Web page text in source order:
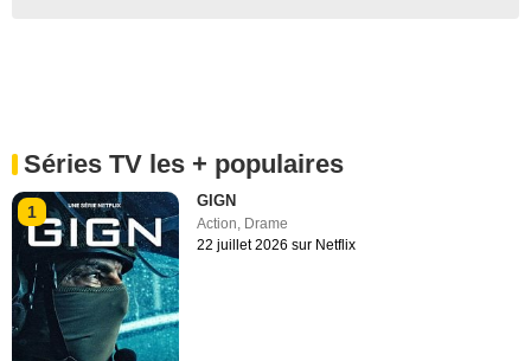
Séries TV les + populaires
1
GIGN
Action Drame
22 juillet 2026 sur Netflix